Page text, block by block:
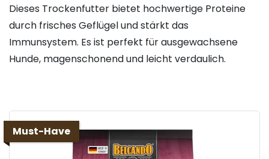
Dieses Trockenfutter bietet hochwertige Proteine
durch frisches Geflügel und stärkt das
Immunsystem. Es ist perfekt für ausgewachsene
Hunde, magenschonend und leicht verdaulich.
Must-Have